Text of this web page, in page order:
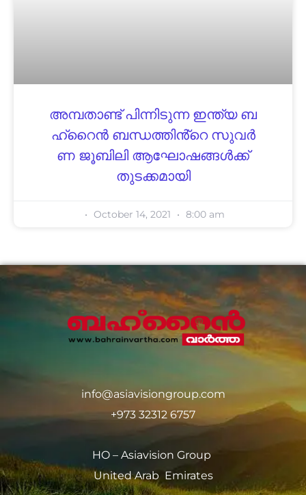
അമ്പതാണ്ട് പിന്നിടുന്ന ഇ​ന്ത്യ​ ബ​
ഹ്​​റൈ​ൻ ബന്ധത്തിൻ്റെ സു​വ​ർ​
ണ ജൂ​ബി​ലി ആ​ഘോ​ഷ​ങ്ങ​ൾ​ക്ക്​
തു​ട​ക്ക​മാ​യി
October 14, 2021 8:00 am
info@asiavisiongroup.com
+973 32312 6757
HO – Asiavision Group
United Arab Emirates